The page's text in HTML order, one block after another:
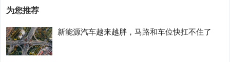
为您推荐
新能源汽车越来越胖，马路和车位快扛不住了